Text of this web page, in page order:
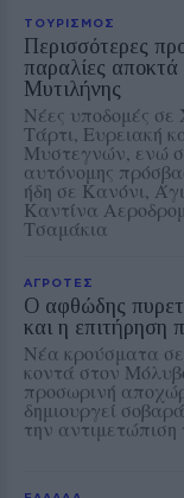
ΤΟΥΡΙΣΜΟΣ
Περισσότερες
παραλίες
Μυτιλήνης
Νέες υποδομές σε
Τάρτι, Ευρειακή
Μυστεγνών, ενώ
αυτόνομης
ήδη σε Κανόνι,
Καντίνα
Τσαμάκια
ΑΓΡΟΤΕΣ
Ο αφθώδης
και η επιτήρηση
Νέα κρούσματα
κοντά στον
προσωρινή
δημιουργεί
την αντιμετώπιση